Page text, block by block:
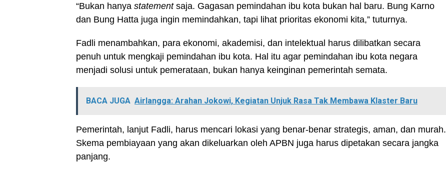
“Bukan hanya statementsaja. Gagasan pemindahan ibu kota bukan hal baru. Bung Karno
dan Bung Hatta juga ingin memindahkan, tapi lihat prioritas ekonomi kita,” tuturnya.
Fadli menambahkan, para ekonomi, akademisi, dan intelektual harus dilibatkan secara
penuh untuk mengkaji pemindahan ibu kota. Hal itu agar pemindahan ibu kota negara
menjadi solusi untuk pemerataan, bukan hanya keinginan pemerintah semata.
BACA JUGA Airlangga: Arahan Jokowi, Kegiatan Unjuk Rasa Tak Membawa Klaster Baru
Pemerintah, lanjut Fadli, harus mencari lokasi yang benar-benar strategis, aman, dan murah.
Skema pembiayaan yang akan dikeluarkan oleh APBN juga harus dipetakan secara jangka
panjang.